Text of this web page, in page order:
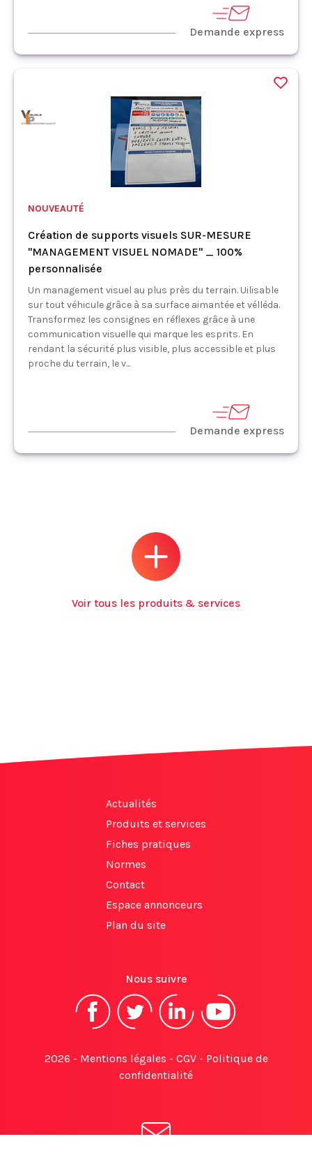
Demande express
NOUVEAUTÉ
Création de supports visuels SUR-MESURE
"MANAGEMENT VISUEL NOMADE" _ 100%
personnalisée
Un management visuel au plus près du terrain. Uilisable
sur tout véhicule grâce à sa surface aimantée et vélléda.
Transformez les consignes en réflexes grâce à une
communication visuelle qui marque les esprits. En
rendant la sécurité plus visible, plus accessible et plus
proche du terrain, le v...
Demande express
Voir tous les produits & services
Actualités
Produits et services
Fiches pratiques
Normes
Contact
Espace annonceurs
Plan du site
Nous suivre
2026 - Mentions légales - CGV- Politique de
confidentialité